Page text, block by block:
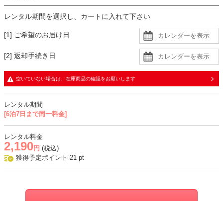
レンタル期間を選択し、カートに入れて下さい
[1] ご希望のお届け日
[2] 返却手続き日
空いていない場合は、在庫商品の確認をお願いします
レンタル期間
[6泊7日まで同一料金]
レンタル料金
2,190 円 (税込)
獲得予定ポイント 21 pt